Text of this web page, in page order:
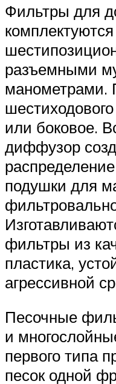
Фильтры для
комплектуются
разъемными
манометрами.
или боковое.
диффузор
подушки для
фильтры из
пластика,
агрессивной
Песочные
и
первого типа
песок одной